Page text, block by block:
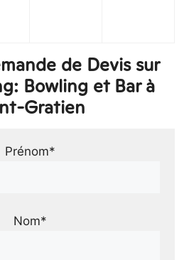
de Devis sur
Bowling et Bar à
Gratien
Prénom*
Nom*